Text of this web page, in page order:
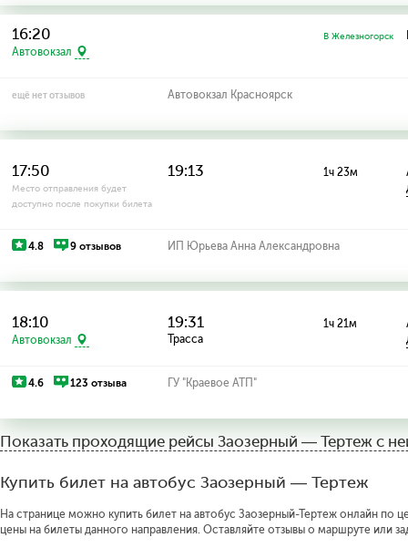
16:20
Автовокзал
В Железногорск
ещё нет отзывов Автовокзал Красноярск
17:50
Место отправления будет
доступно после покупки билета
19:13 1ч 23м
4.8 9 отзывов ИП Юрьева Анна Александровна
18:10
Автовокзал
19:31
Трасса
1ч 21м
4.6 123 отзыва ГУ "Краевое АТП"
Показать проходящие рейсы Заозерный — Тертеж с
Купить билет на автобус Заозерный — Тертеж
На странице можно купить билет на автобус Заозерный-Тертеж онлайн по
цены на билеты данного направления. Оставляйте отзывы о маршруте или